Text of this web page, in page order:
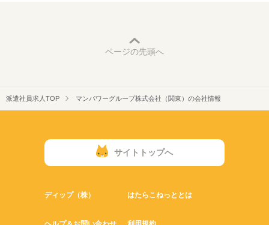
ページの先頭へ
派遣社員求人TOP マンパワーグループ株式会社（関東）の会社情報
サイトトップへ
ディップ（株） はたらこねっととは